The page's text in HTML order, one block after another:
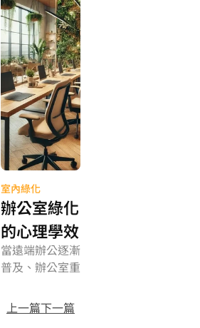
室內綠化
辦公室綠化
的心理學效
應：綠色空
間如何影響
專注與情緒
當遠端辦公逐漸
普及、辦公室重
造與社交的場
域」時，綠化開
上一篇下一篇